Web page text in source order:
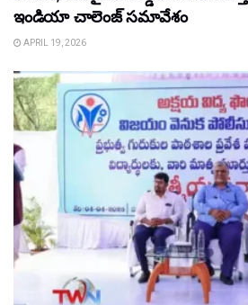
ఇండియా చాలెంజ్ సమావేశం
APRIL 19, 2026